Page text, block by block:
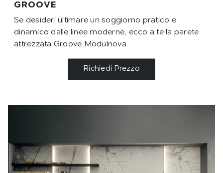
GROOVE
Se desideri ultimare un soggiorno pratico e
dinamico dalle linee moderne, ecco a te la parete
attrezzata Groove Modulnova.
Richiedi Prezzo